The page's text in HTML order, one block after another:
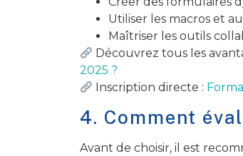
Utiliser les macros et
Maîtriser les outils
Découvrez tous les
2025 ?
Inscription directe :
4. Comment
Avant de choisir, il est